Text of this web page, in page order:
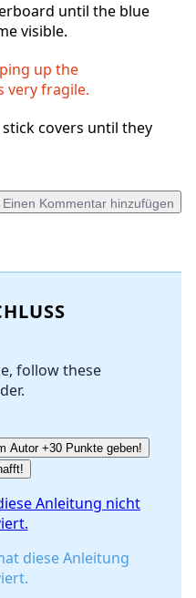
until the blue
visible.
up the
very fragile.
covers until they
Einen Kommentar hinzufügen
follow these
Autor +30 Punkte geben!
Anleitung nicht
diese Anleitung